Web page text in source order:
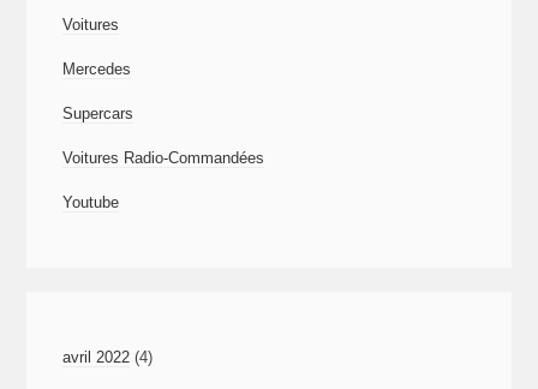
Voitures
Mercedes
Supercars
Voitures Radio-Commandées
Youtube
avril 2022 (4)